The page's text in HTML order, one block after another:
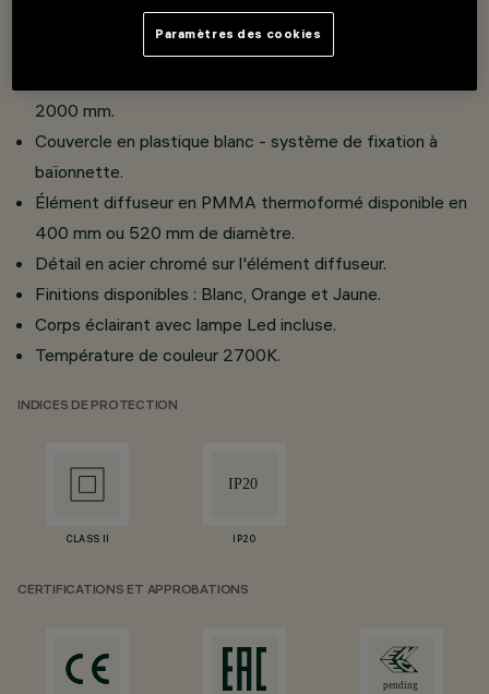
d'alimentation, système de fixation et réglage par piston
du câble de suspension en acier.
2000 mm.
Couvercle en plastique blanc - système de fixation à
baïonnette.
Élément diffuseur en PMMA thermoformé disponible en
400 mm ou 520 mm de diamètre.
Détail en acier chromé sur l'élément diffuseur.
Finitions disponibles : Blanc, Orange et Jaune.
Corps éclairant avec lampe Led incluse.
Température de couleur 2700K.
INDICES DE PROTECTION
CLASS II IP20
CERTIFICATIONS ET APPROBATIONS
Paramètres des cookies